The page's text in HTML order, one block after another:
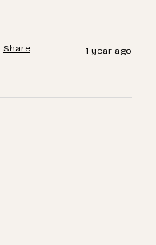
Share 1 year ago